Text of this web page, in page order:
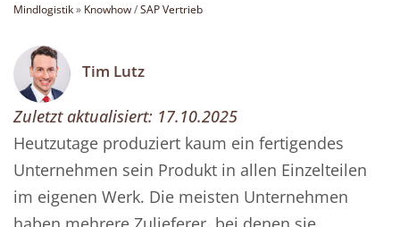
Mindlogistik» Knowhow/SAP Vertrieb
Tim Lutz
Zuletzt aktualisiert: 17.10.2025
Heutzutage produziert kaum ein fertigendes
Unternehmen sein Produkt in allen Einzelteilen
im eigenen Werk. Die meisten Unternehmen